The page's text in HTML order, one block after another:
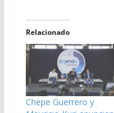
Relacionado
Chepe Guerrero y